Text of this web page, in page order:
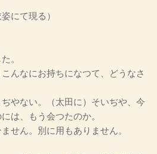
にて現る）
。
なにお持ちになつて、どうなさ
ない。（太田に）そいぢや、今
は、もう会つたのか。
ん。別に用もありません。